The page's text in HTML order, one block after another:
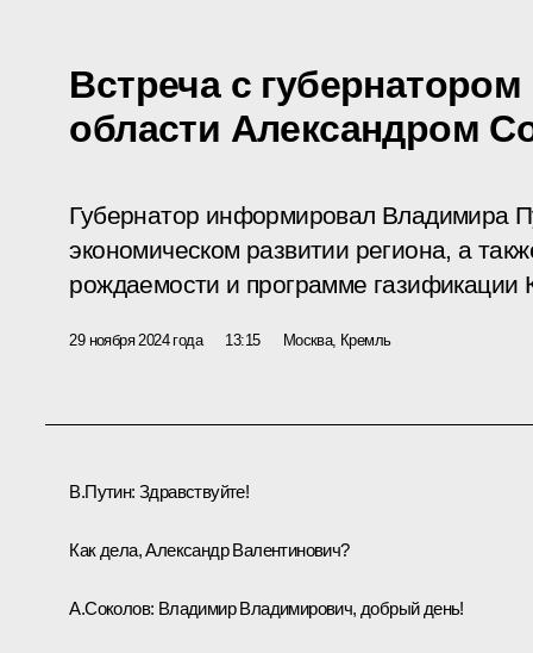
Встреча с
области Александром
Губернатор информировал Владимира
экономическом развитии региона, а
рождаемости и программе газификации
29 ноября 2024 года 13:15 Москва, Кремль
В.Путин: Здравствуйте!
Как дела, Александр Валентинович?
А.Соколов: Владимир Владимирович, добрый день!